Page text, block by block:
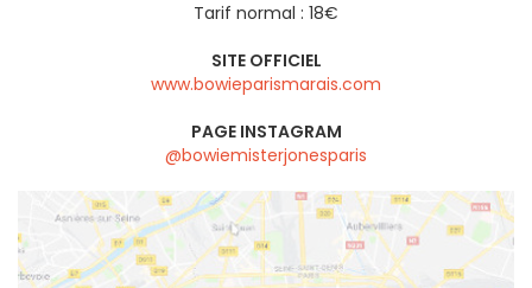
Tarif normal : 18€
SITE OFFICIEL
www.bowieparismarais.com
PAGE INSTAGRAM
@bowiemisterjonesparis